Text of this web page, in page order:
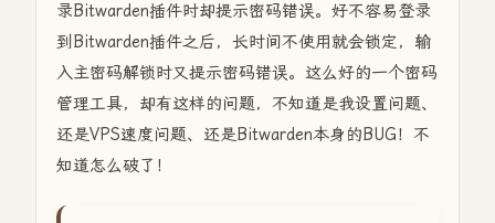
录Bitwarden插件时却提示密码错误。好不容易登录
到Bitwarden插件之后，长时间不使用就会锁定，输
入主密码解锁时又提示密码错误。这么好的一个密码
管理工具，却有这样的问题，不知道是我设置问题、
还是VPS速度问题、还是Bitwarden本身的BUG！不
知道怎么破了！